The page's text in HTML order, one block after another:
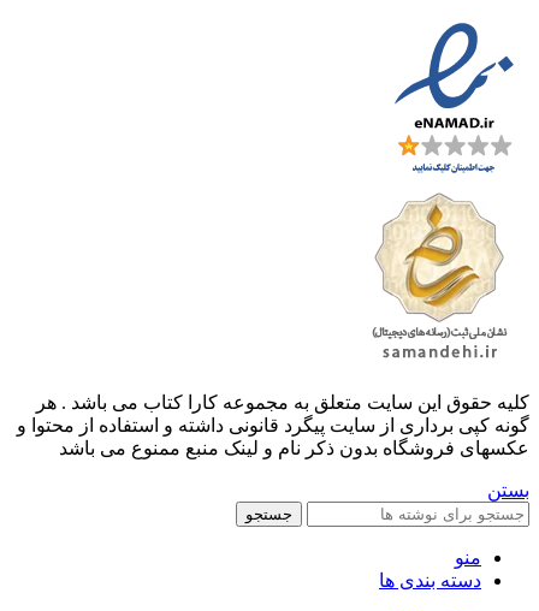
کليه حقوق اين سايت متعلق به مجموعه کارا کتاب می باشد . هر
گونه کپی برداری از سایت پیگرد قانونی داشته و استفاده از محتوا و
عکسهای فروشگاه بدون ذکر نام و لینک منبع ممنوع می باشد
بستن
جستجو
منو
دسته بندی ها